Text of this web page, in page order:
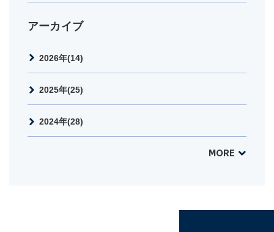
アーカイブ
2026年(14)
2025年(25)
2024年(28)
MORE